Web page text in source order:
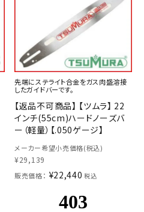
先端にステライト合金をガス肉盛溶接
したガイドバーです。
【返品不可商品】 【ツムラ】 22
インチ(55cm)ハードノーズバ
ー（軽量）【.050ゲージ】
メーカー希望小売価格(税込)
¥29,139
販売価格： ¥22,440 税込